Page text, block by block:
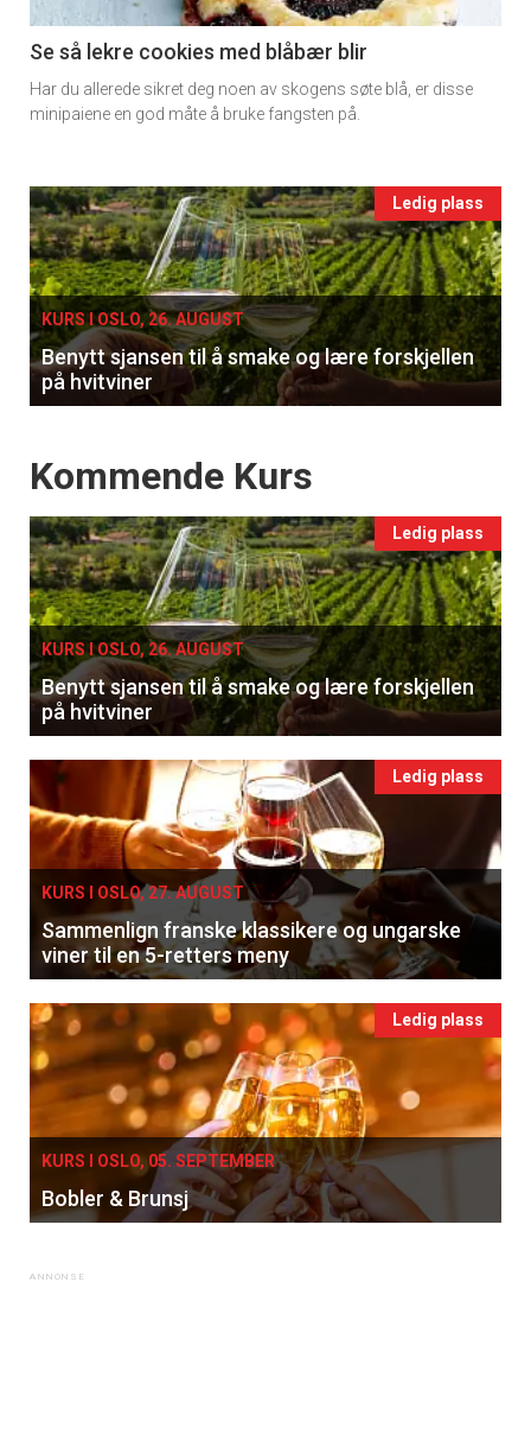
11
Ukens
Se så lekre cookies med blåbær blir
Har du allerede sikret deg noen av skogens søte blå, er disse
minipaiene en god måte å bruke fangsten på.
Events
single
Ledig plass
KURS I OSLO, 26. AUGUST
Benytt sjansen til å smake og lære forskjellen
på hvitviner
Events
Kommende Kurs
Ledig plass
KURS I OSLO, 26. AUGUST
Benytt sjansen til å smake og lære forskjellen
på hvitviner
Ledig plass
KURS I OSLO, 27. AUGUST
Sammenlign franske klassikere og ungarske
viner til en 5-retters meny
Ledig plass
KURS I OSLO, 05. SEPTEMBER
Bobler & Brunsj